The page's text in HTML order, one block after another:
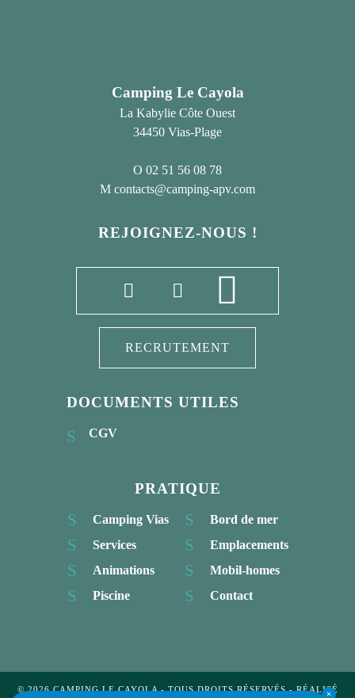
Camping Le Cayola
La Kabylie Côte Ouest
34450 Vias-Plage
02 51 56 08 78
contacts@camping-apv.com
REJOIGNEZ-NOUS !
RECRUTEMENT
DOCUMENTS UTILES
CGV
PRATIQUE
Camping Vias
Services
Animations
Piscine
Bord de mer
Emplacements
Mobil-homes
Contact
© 2026 CAMPING LE CAYOLA - TOUS DROITS RÉSERVÉS - RÉALISÉ